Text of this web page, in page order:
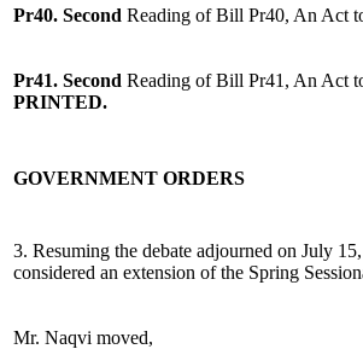
Pr40. Second Reading of Bill Pr40, An Act
Pr41. Second Reading of Bill Pr41, An Act
PRINTED.
GOVERNMENT ORDERS
3. Resuming the debate adjourned on July
considered an extension of the Spring
Mr. Naqvi moved,